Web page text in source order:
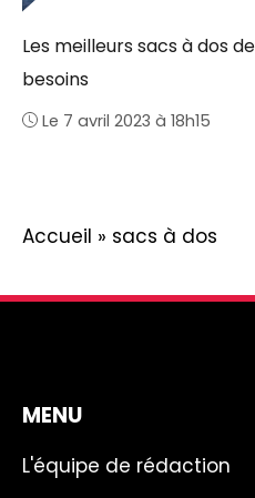
Les meilleurs sacs à dos
besoins
Le 7 avril 2023 à 18h15
Accueil » sacs à dos
MENU
L'équipe de rédaction